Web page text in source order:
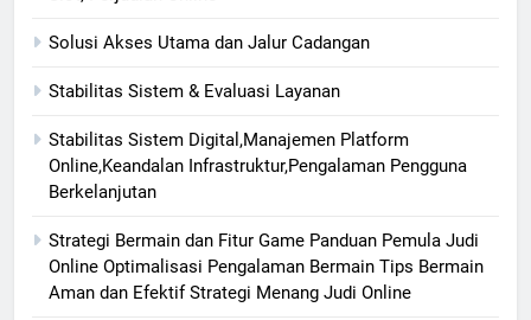
Solusi Akses Utama dan Jalur Cadangan
Stabilitas Sistem & Evaluasi Layanan
Stabilitas Sistem Digital,Manajemen Platform
Online,Keandalan Infrastruktur,Pengalaman Pengguna
Berkelanjutan
Strategi Bermain dan Fitur Game Panduan Pemula Judi
Online Optimalisasi Pengalaman Bermain Tips Bermain
Aman dan Efektif Strategi Menang Judi Online